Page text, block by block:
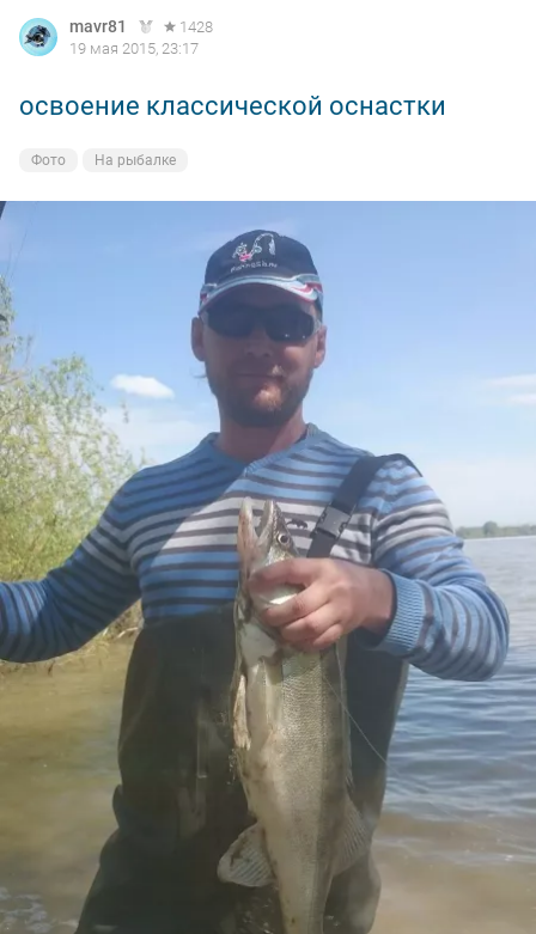
mavr81
1428
19 мая 2015, 23:17
освоение классической оснастки
Фото На рыбалке